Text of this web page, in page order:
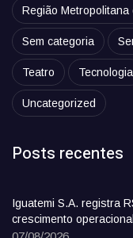
Região Metropolitana
Sem categoria
Teatro Tecnologia
Uncategorized
Posts recentes
Iguatemi S.A. registra
crescimento operacional